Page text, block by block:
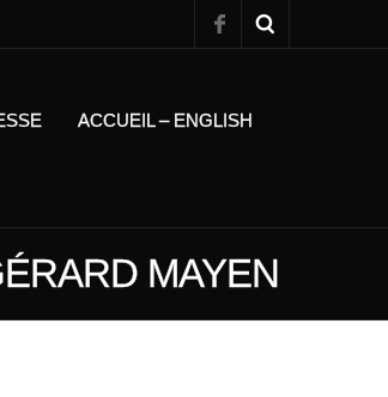
ACCUEIL – ENGLISH
MAYEN